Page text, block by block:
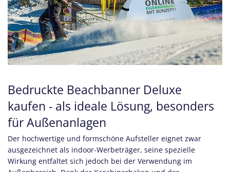
Bedruckte Beachbanner Deluxe
kaufen - als ideale Lösung, besonders
für Außenanlagen
Der hochwertige und formschöne Aufsteller eignet zwar
ausgezeichnet als indoor-Werbeträger, seine spezielle
Wirkung entfaltet sich jedoch bei der Verwendung im